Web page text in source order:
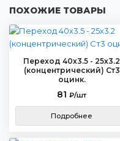
ПОХОЖИЕ ТОВАРЫ
Переход 40х3.5 - 25х3.2
(концентрический) Ст3
оцинк.
81 ₽/шт
Подробнее